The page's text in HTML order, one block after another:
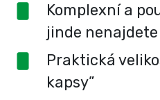
Komplexní a
jinde nenajdete
Praktická
kapsy”